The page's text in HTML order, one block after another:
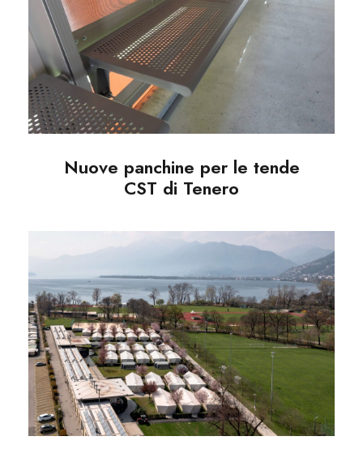
Nuove panchine per le
tende CST di Tenero
Nuove panchine per le tende
CST di Tenero
Nuove tende per il Centro
Sportivo Nazionale della
Gioventù